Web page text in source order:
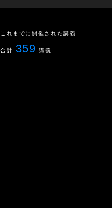
これまでに開催された講義
合計 359 講義